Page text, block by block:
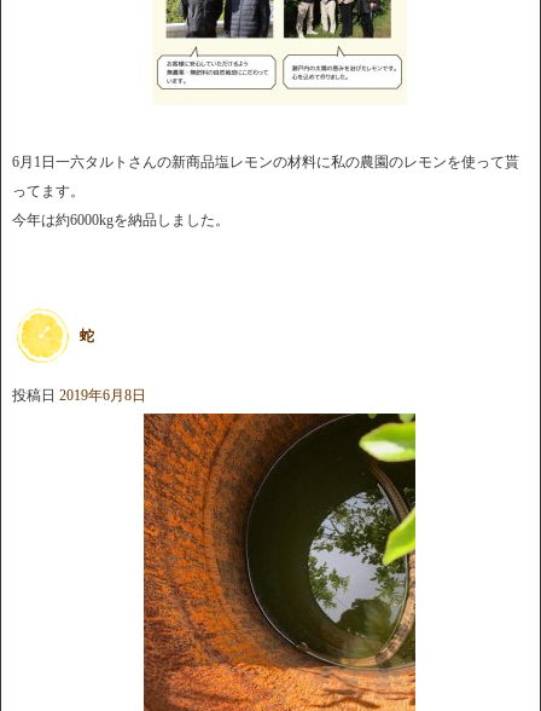
6月1日一六タルトさんの新商品塩レモンの材料に私の農園のレモンを使って貰
ってます。
今年は約6000kgを納品しました。
蛇
投稿日 2019年6月8日